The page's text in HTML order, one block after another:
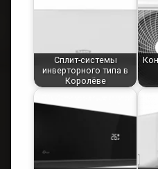
Сплит-системы
инверторного типа в
Королёве